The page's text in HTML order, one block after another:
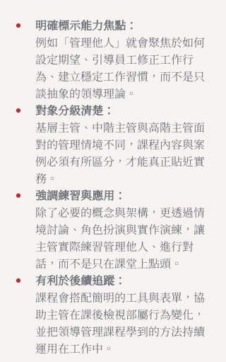
明確標示能力焦點：
例如「管理他人」就會聚焦於如何
設定期望、引導員工修正工作行
為、建立穩定工作習慣，而不是只
談抽象的領導理論。
對象分級清楚：
基層主管、中階主管與高階主管面
對的管理情境不同，課程內容與案
例必須有所區分，才能真正貼近實
務。
強調練習與應用：
除了必要的概念與架構，更透過情
境討論、角色扮演與實作演練，讓
主管實際練習管理他人、進行對
話，而不是只在課堂上點頭。
有利於後續追蹤：
課程會搭配簡明的工具與表單，協
助主管在課後檢視部屬行為變化，
並把領導管理課程學到的方法持續
運用在工作中。